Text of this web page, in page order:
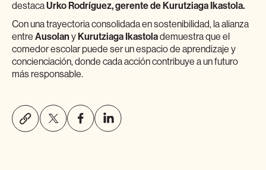
destacaUrko Rodríguez, gerente de Kurutziaga Ikastola.
Con una trayectoria consolidada en sostenibilidad, la alianza
entre Ausolany Kurutziaga Ikastolademuestra que el
comedor escolar puede ser un espacio de aprendizaje y
concienciación, donde cada acción contribuye a un futuro
más responsable.